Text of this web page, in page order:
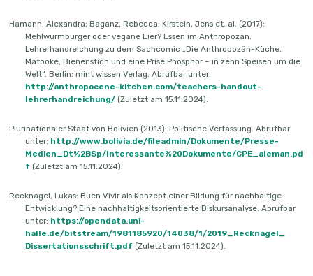
Hamann, Alexandra; Baganz, Rebecca; Kirstein, Jens et. al. (2017):
Mehlwurmburger oder vegane Eier? Essen im Anthropozän.
Lehrerhandreichung zu dem Sachcomic „Die Anthropozän-Küche.
Matooke, Bienenstich und eine Prise Phosphor – in zehn Speisen um die
Welt“. Berlin: mint wissen Verlag. Abrufbar unter:
http://anthropocene-kitchen.com/teachers-handout-
lehrerhandreichung/ (Zuletzt am 15.11.2024).
Plurinationaler Staat von Bolivien (2013): Politische Verfassung. Abrufbar
unter: http://www.bolivia.de/fileadmin/Dokumente/Presse-
Medien_Dt%2BSp/Interessante%20Dokumente/CPE_aleman.pd
f (Zuletzt am 15.11.2024).
Recknagel, Lukas: Buen Vivir als Konzept einer Bildung für nachhaltige
Entwicklung? Eine nachhaltigkeitsorientierte Diskursanalyse. Abrufbar
unter: https://opendata.uni-
halle.de/bitstream/1981185920/14038/1/2019_Recknagel_
Dissertationsschrift.pdf (Zuletzt am 15.11.2024).